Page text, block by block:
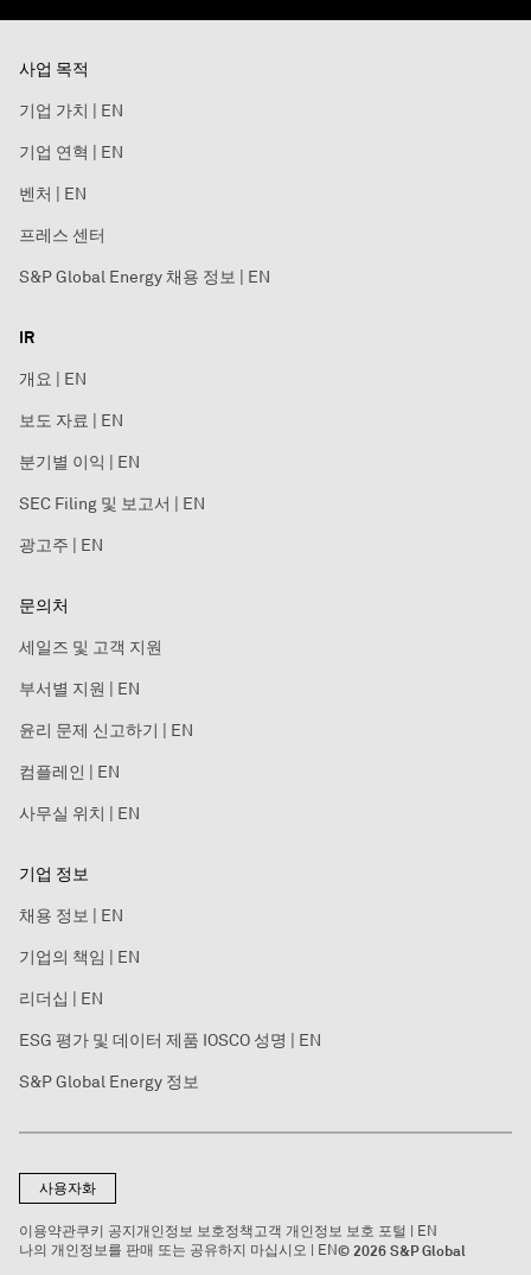
사업 목적
기업 가치 | EN
기업 연혁 | EN
벤처 | EN
프레스 센터
S&P Global Energy 채용 정보 | EN
IR
개요 | EN
보도 자료 | EN
분기별 이익 | EN
SEC Filing 및 보고서 | EN
광고주 | EN
문의처
세일즈 및 고객 지원
부서별 지원 | EN
윤리 문제 신고하기 | EN
컴플레인 | EN
사무실 위치 | EN
기업 정보
채용 정보 | EN
기업의 책임 | EN
리더십 | EN
ESG 평가 및 데이터 제품 IOSCO 성명 | EN
S&P Global Energy 정보
사용자화
이용약관쿠키 공지 개인정보 보호정책 고객 개인정보 보호 포털 | EN
나의 개인정보를 판매 또는 공유하지 마십시오 | EN© 2026 S&P Global